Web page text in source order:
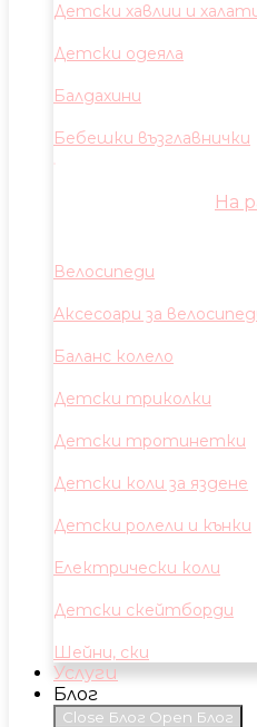
Детски хавлии и
Детски одеяла
Балдахини
Бебешки възглавнички
На
Велосипеди
Аксесоари за
Баланс колело
Детски триколки
Детски тротинетки
Детски коли за яздене
Детски ролели и кънки
Електрически коли
Детски скейтборди
Шейни, ски
Услуги
Блог
Close Блог Open Блог